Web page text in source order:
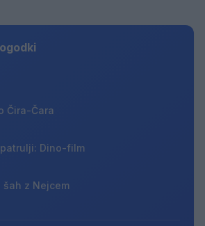
Čira-Čara
Dino-film
šah z Nejcem